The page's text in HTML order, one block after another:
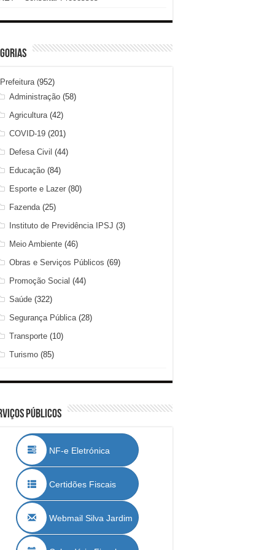
Prefeitura(952)
Administração(58)
Agricultura(42)
COVID-19(201)
Defesa Civil (44)
Educação(84)
Esporte e Lazer(80)
Fazenda(25)
Instituto de Previdência IPSJ (3)
Meio Ambiente(46)
Obras e Serviços Públicos (69)
Promoção Social (44)
Saúde(322)
Segurança Pública(28)
Transporte(10)
Turismo(85)
Públicos
NF-e Eletrónica
Certidões Fiscais
Webmail Silva Jardim